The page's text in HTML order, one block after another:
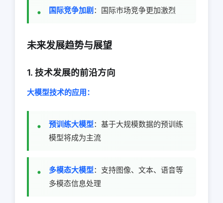
国际竞争加剧 ：国际市场竞争更加激烈
未来发展趋势与展望
1. 技术发展的前沿方向
大模型技术的应用：
预训练大模型：基于大规模数据的预训练
模型将成为主流
多模态大模型：支持图像、文本、语音等
多模态信息处理